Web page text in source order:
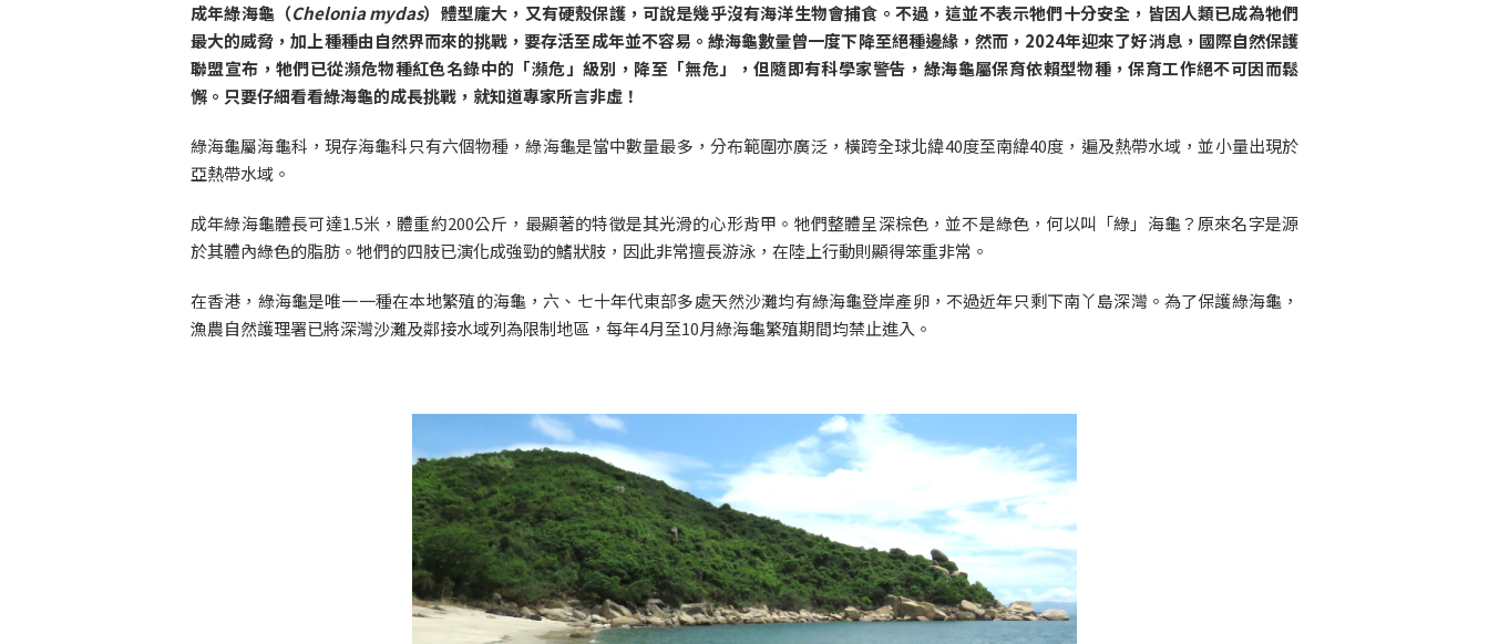
成年綠海龜（Chelonia mydas）體型龐大，又有硬殼保護，可說是幾乎沒有海洋生物會捕食。不過，這並不表示牠們十分安全，皆因人類已成為牠們
最大的威脅，加上種種由自然界而來的挑戰，要存活至成年並不容易。綠海龜數量曾一度下降至絕種邊緣，然而，2024年迎來了好消息，國際自然保護
聯盟宣布，牠們已從瀕危物種紅色名錄中的「瀕危」級別，降至「無危」，但隨即有科學家警告，綠海龜屬保育依賴型物種，保育工作絕不可因而鬆
懈。只要仔細看看綠海龜的成長挑戰，就知道專家所言非虛！
綠海龜屬海龜科，現存海龜科只有六個物種，綠海龜是當中數量最多，分布範圍亦廣泛，橫跨全球北緯40度至南緯40度，遍及熱帶水域，並小量出現於
亞熱帶水域。
成年綠海龜體長可達1.5米，體重約200公斤，最顯著的特徵是其光滑的心形背甲。牠們整體呈深棕色，並不是綠色，何以叫「綠」海龜？原來名字是源
於其體內綠色的脂肪。牠們的四肢已演化成強勁的鰭狀肢，因此非常擅長游泳，在陸上行動則顯得笨重非常。
在香港，綠海龜是唯一一種在本地繁殖的海龜，六、七十年代東部多處天然沙灘均有綠海龜登岸產卵，不過近年只剩下南丫島深灣。為了保護綠海龜，
漁農自然護理署已將深灣沙灘及鄰接水域列為限制地區，每年4月至10月綠海龜繁殖期間均禁止進入。